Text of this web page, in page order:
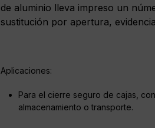
de aluminio lleva impreso un
sustitución por apertura,
Aplicaciones:
Para el cierre seguro de cajas,
almacenamiento o transporte.